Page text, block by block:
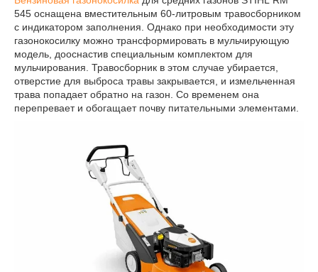
545 оснащена вместительным 60-литровым травосборником
с индикатором заполнения. Однако при необходимости эту
газонокосилку можно трансформировать в мульчирующую
модель, дооснастив специальным комплектом для
мульчирования. Травосборник в этом случае убирается,
отверстие для выброса травы закрывается, и измельченная
трава попадает обратно на газон. Со временем она
перепревает и обогащает почву питательными элементами.